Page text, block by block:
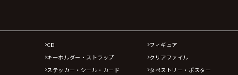
CD
フィギュア
キーホルダー・ストラップ
クリアファイル
ステッカー・シール・カード
タペストリー・ポスター